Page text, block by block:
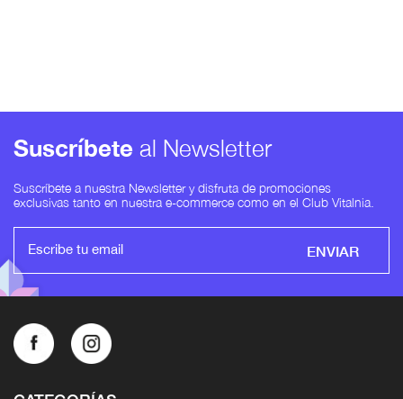
Suscríbete al Newsletter
Suscríbete a nuestra Newsletter y disfruta de promociones
exclusivas tanto en nuestra e-commerce como en el Club Vitalnia.
ENVIAR